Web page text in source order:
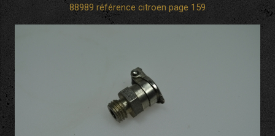
88989 référence citroen page 159